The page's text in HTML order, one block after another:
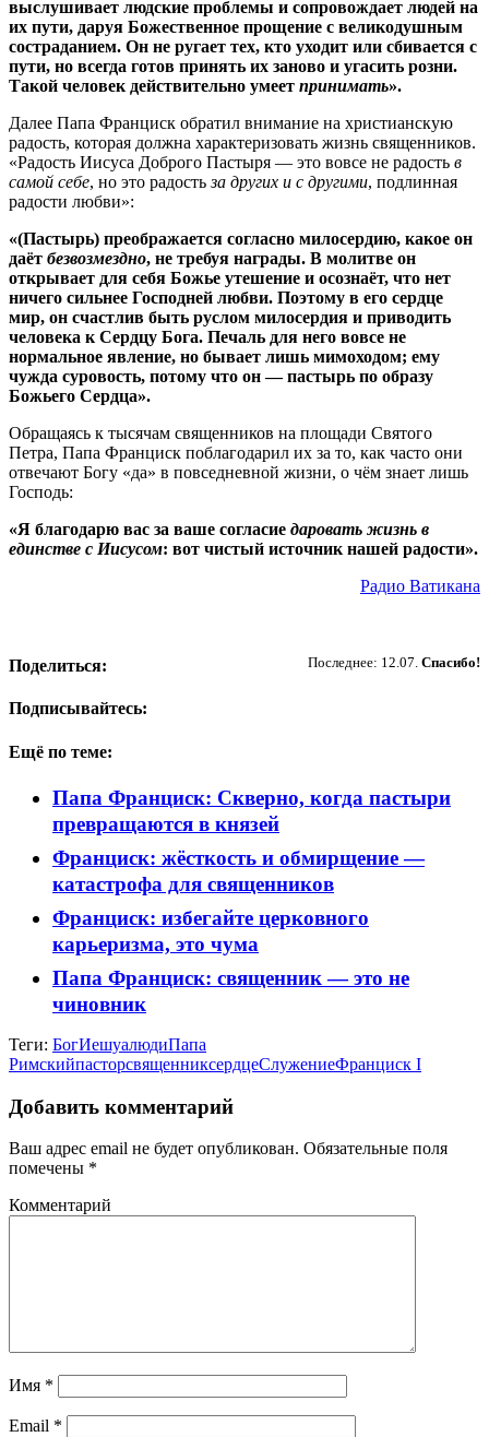
выслушивает людские проблемы и сопровождает людей на
их пути, даруя Божественное прощение с великодушным
состраданием. Он не ругает тех, кто уходит или сбивается с
пути, но всегда готов принять их заново и угасить розни.
Такой человек действительно умеет принимать».
Далее Папа Франциск обратил внимание на христианскую
радость, которая должна характеризовать жизнь священников.
«Радость Иисуса Доброго Пастыря — это вовсе не радость в
самой себе, но это радостьза других и с другими, подлинная
радости любви»:
«(Пастырь) преображается согласно милосердию, какое он
даёт безвозмездно, не требуя награды. В молитве он
открывает для себя Божье утешение и осознаёт, что нет
ничего сильнее Господней любви. Поэтому в его сердце
мир, он счастлив быть руслом милосердия и приводить
человека к Сердцу Бога. Печаль для него вовсе не
нормальное явление, но бывает лишь мимоходом; ему
чужда суровость, потому что он — пастырь по образу
Божьего Сердца».
Обращаясь к тысячам священников на площади Святого
Петра, Папа Франциск поблагодарил их за то, как часто они
отвечают Богу «да» в повседневной жизни, о чём знает лишь
Господь:
«Я благодарю вас за ваше согласие даровать жизнь в
единстве с Иисусом: вот чистый источник нашей радости».
Радио Ватикана
Последнее: 12.07. Спасибо!
Поделиться:
Подписывайтесь:
Ещё по теме:
Папа Франциск: Скверно, когда пастыри
превращаются в князей
Франциск: жёсткость и обмирщение —
катастрофа для священников
Франциск: избегайте церковного
карьеризма, это чума
Папа Франциск: священник — это не
чиновник
Теги: БогИешуалюдиПапа
РимскийпасторсвященниксердцеСлужениеФранциск I
Добавить комментарий
Ваш адрес email не будет опубликован. Обязательные поля
помечены *
Комментарий
Имя *
Email *